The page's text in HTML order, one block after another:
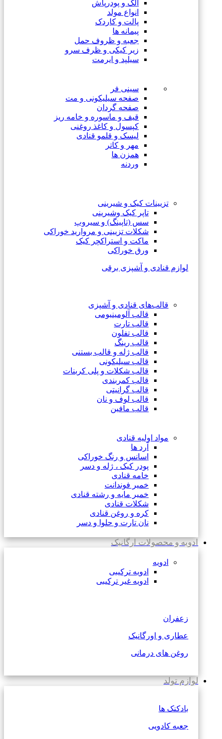
الک و پودرپاش
انواع مولد
پالت و کاردک
پیمانه ها
جعبه و ظروف حمل
زیر کیکی و ظرف سرو
سیلپد و ایرمت
سینی فر
صفحه سیلیکونی و مت
صفحه گردان
قیف و ماسوره و خامه ریز
کپسول و کاغذ روغنی
لیسک و قلمو قنادی
مهر و کاتر
همزن ها
وردنه
تزیینات کیک و شیرینی
تاپر کیک وشیرینی
سس (تاپینگ) و سیروپ
شکلات تزیینی و مروارید خوراکی
ماکت و استراکچر کیک
ورق خوراکی
لوازم قنادی و آشپزی برقی
قالب‌های قنادی و آشپزی
قالب آلومینیومی
قالب تارت
قالب تفلون
قالب رینگ
قالب ژله و قالب بستنی
قالب سیلیکونی
قالب شکلات و پلی کربنات
قالب کمربندی
قالب گرانیتی
قالب لوف و نان
قالب مافین
مواد اولیه قنادی
آرد ها
اسانس و رنگ خوراکی
پودر کیک ، ژله و دسر
خامه قنادی
خمیر فوندانت
خمیر مایه و رشته قنادی
شکلات قنادی
کره و روغن قنادی
نان تارت و حلوا و دسر
ادویه و محصولات ارگانیک
ادویه
ادویه ترکیبی
ادویه غیر ترکیبی
زعفران
عطاری و اورگانیک
روغن های درمانی
لوازم تولد
بادکنک ها
جعبه کادویی